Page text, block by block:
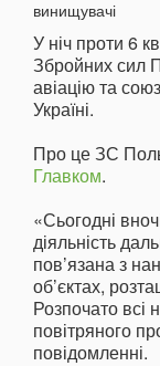
У ніч проти 6
Збройних сил
авіацію та
Україні.
Про це ЗС
Главком.
«Сьогодні
діяльність
пов’язана з
об’єктах,
Розпочато всі
повітряного
повідомленні.